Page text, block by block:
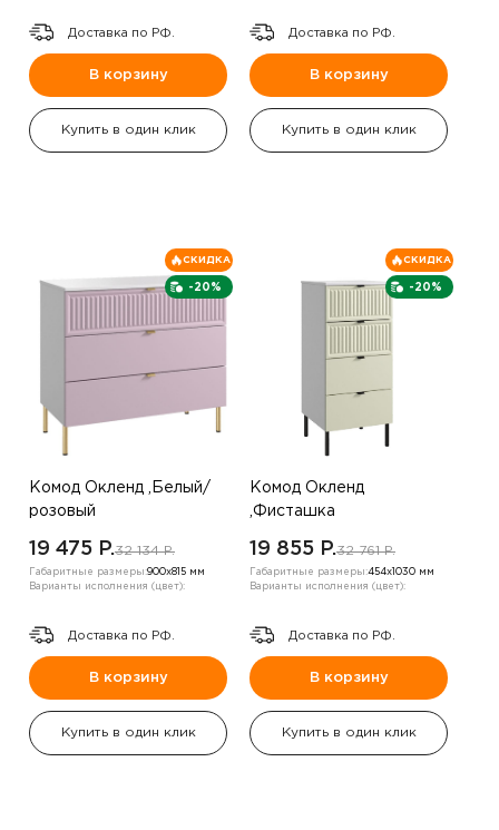
Доставка по РФ.
В корзину
Купить в один клик
Доставка по РФ.
В корзину
Купить в один клик
-20%
СКИДКА
Комод Окленд ,Белый/
розовый
19 475 P.32 134 P.
Габаритные размеры:900х815 мм
Варианты исполнения (цвет):
Доставка по РФ.
В корзину
Купить в один клик
-20%
СКИДКА
Комод Окленд
,Фисташка
19 855 P.32 761 P.
Габаритные размеры:454х1030 мм
Варианты исполнения (цвет):
Доставка по РФ.
В корзину
Купить в один клик